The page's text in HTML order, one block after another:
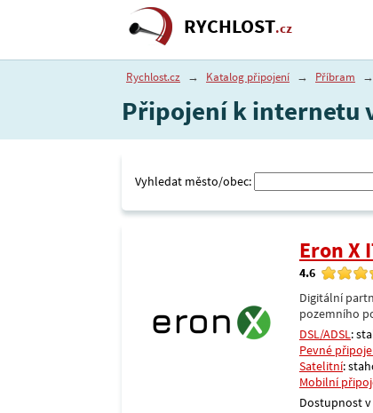
RYCHLOST.cz
Rychlost.cz → Katalog připojení → Příbram →
Připojení k internetu
Vyhledat město/obec:
Eron X
4.6
Digitální
pozemního
DSL/ADSL:
Pevné
Satelitní:
Mobilní
Dostupnost